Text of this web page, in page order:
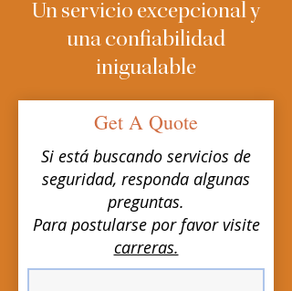
Un servicio excepcional y
una confiabilidad
inigualable
Get A Quote
Si está buscando servicios de
seguridad, responda algunas
preguntas.
Para postularse por favor visite
carreras.